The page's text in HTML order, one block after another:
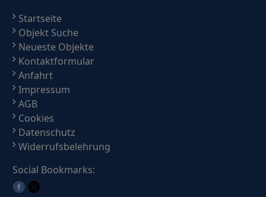
Startseite
Objekt Suche
Neueste Objekte
Kontaktformular
Anfahrt
Impressum
AGB
Cookies
Datenschutz
Widerrufsbelehrung
Social Bookmarks: